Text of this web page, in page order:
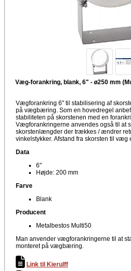
Væg-forankring, blank, 6" - ø250 mm
Vægforankring 6" til stabilisering af
på vægbæring. Som en hovedregel
stabiliteten på skorstenen med en
Vægforankringerne anvendes også til at
skorstenlængder der trækkes / ændrer
vinkelstykker. Afstand fra skorsten til væg
Data
6"
Højde: 200 mm
Farve
Blank
Producent
Metalbestos Multi50
Man anvender vægforankringerne til at
monteret på vægbæring.
Link til Kierulff